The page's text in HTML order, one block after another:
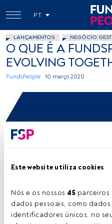
Este website utiliza cookies
Nós e os nossos 45 parceiros
dados pessoais, como
identificadores únicos, no
PT
LANÇAMENTOS NEGÓCIO
O QUE É A
EVOLVING
FundsPeople . 10 março 2020
-
Tempo de leitura:16 s.